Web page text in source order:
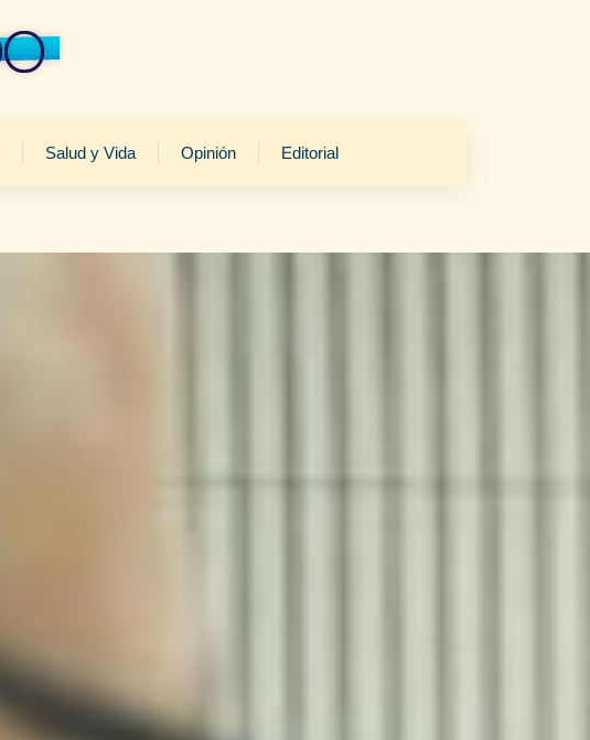
Salud y Vida Opinión Editorial